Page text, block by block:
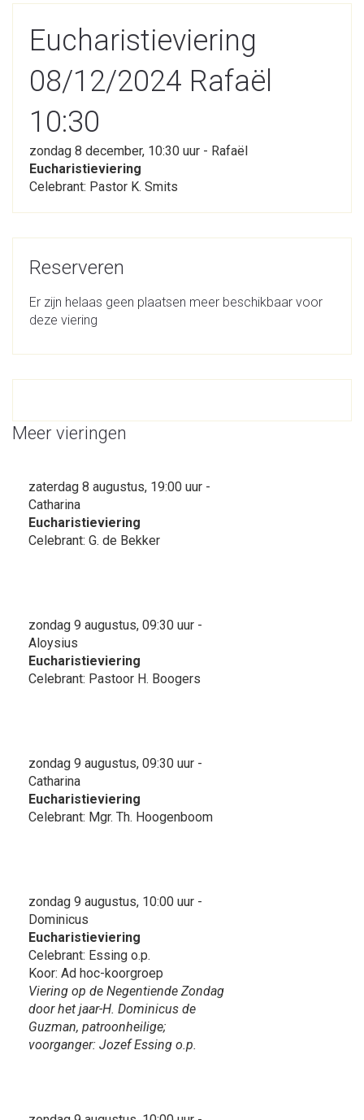
Eucharistieviering
08/12/2024 Rafaël
10:30
zondag 8 december, 10:30 uur - Rafaël
Eucharistieviering
Celebrant: Pastor K. Smits
Reserveren
Er zijn helaas geen plaatsen meer beschikbaar voor
deze viering
Meer vieringen
zaterdag 8 augustus, 19:00 uur -
Catharina
Eucharistieviering
Celebrant: G. de Bekker
zondag 9 augustus, 09:30 uur -
Aloysius
Eucharistieviering
Celebrant: Pastoor H. Boogers
zondag 9 augustus, 09:30 uur -
Catharina
Eucharistieviering
Celebrant: Mgr. Th. Hoogenboom
zondag 9 augustus, 10:00 uur -
Dominicus
Eucharistieviering
Celebrant: Essing o.p.
Koor: Ad hoc-koorgroep
Viering op de Negentiende Zondag
door het jaar-H. Dominicus de
Guzman, patroonheilige;
voorganger: Jozef Essing o.p.